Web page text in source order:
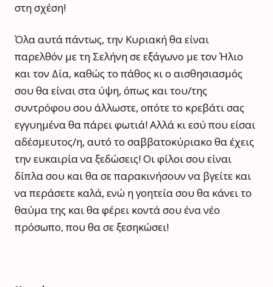
στη σχέση!
Όλα αυτά πάντως, την Κυριακή θα είναι
παρελθόν με τη Σελήνη σε εξάγωνο με τον Ήλιο
και τον Δία, καθώς το πάθος κι ο αισθησιασμός
σου θα είναι στα ύψη, όπως και του/της
συντρόφου σου άλλωστε, οπότε το κρεβάτι σας
εγγυημένα θα πάρει φωτιά! Αλλά κι εσύ που είσαι
αδέσμευτος/η, αυτό το σαββατοκύριακο θα έχεις
την ευκαιρία να ξεδώσεις! Οι φίλοι σου είναι
δίπλα σου και θα σε παρακινήσουν να βγείτε και
να περάσετε καλά, ενώ η γοητεία σου θα κάνει το
θαύμα της και θα φέρει κοντά σου ένα νέο
πρόσωπο, που θα σε ξεσηκώσει!